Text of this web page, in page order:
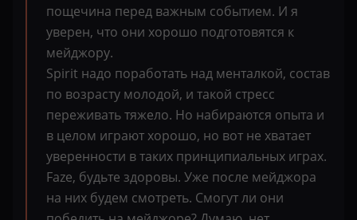
пощечина перед важным событием. И я
уверен, что они хорошо подготовятся к
мейджору.
Spirit надо поработать над менталкой, состав
по возрасту молодой, и такой стресс
переживать тяжело. Но набираются опыта и
в целом играют хорошо, но вот не хватает
уверенности в таких принципиальных играх.
Faze, будьте здоровы. Уже после мейджора
на них будем смотреть. Смогут ли они